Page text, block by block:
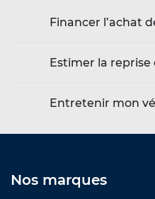
Financer l’achat
Estimer la
Entretenir mon
Nos marques